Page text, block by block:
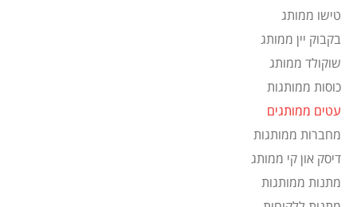
טישו ממותג
בקבוק יין ממותג
שוקולד ממותג
כוסות ממותגות
עטים ממותגים
מחברות ממותגות
דיסק און קי ממותג
מתנות ממותגות